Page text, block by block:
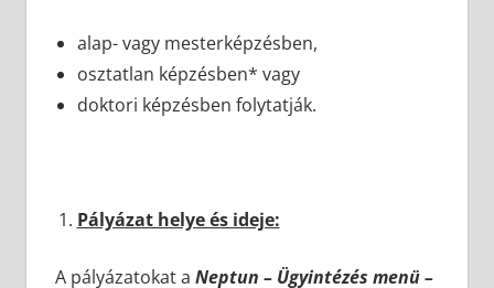
alap- vagy mesterképzésben,
osztatlan képzésben* vagy
doktori képzésben folytatják.
Pályázat helye és ideje:
A pályázatokat a Neptun – Ügyintézés menü –